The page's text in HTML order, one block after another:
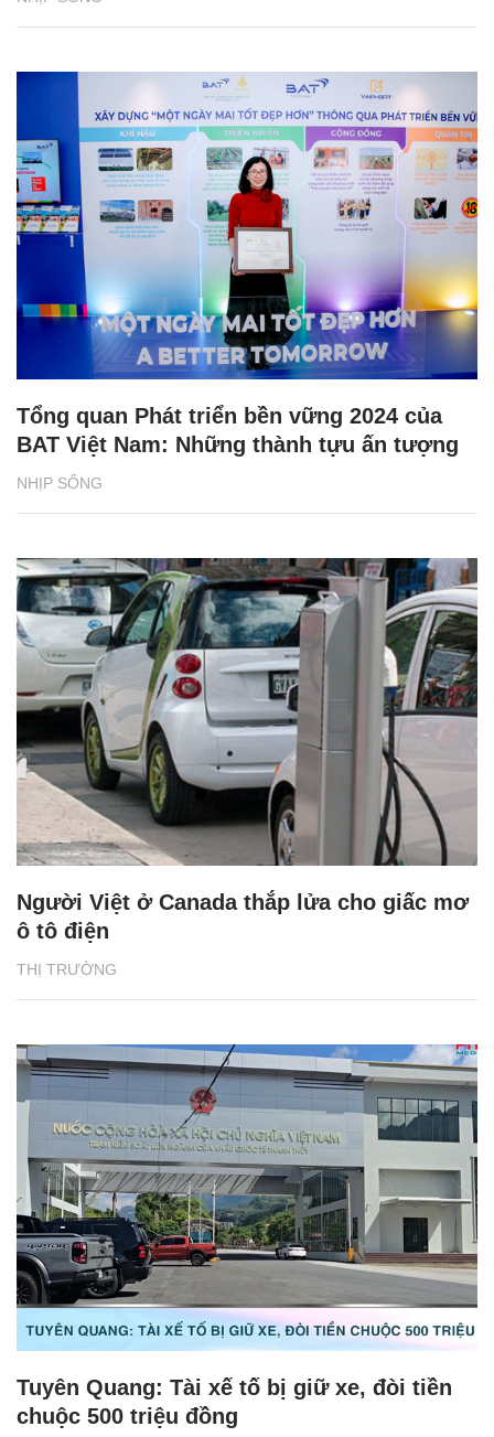
NHỊP SỐNG
Tổng quan Phát triển bền vững 2024 của
BAT Việt Nam: Những thành tựu ấn tượng
THỊ TRƯỜNG
Người Việt ở Canada thắp lửa cho giấc mơ
ô tô điện
Tuyên Quang: Tài xế tố bị giữ xe, đòi tiền
chuộc 500 triệu đồng